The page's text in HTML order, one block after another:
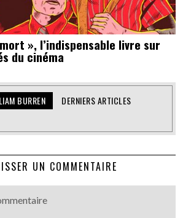
», l’indispensable livre sur
du cinéma
BURREN DERNIERS ARTICLES
UN COMMENTAIRE